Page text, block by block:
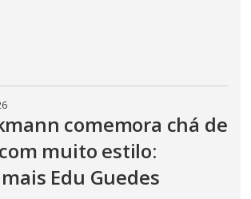
comemora chá de
muito estilo:
Edu Guedes